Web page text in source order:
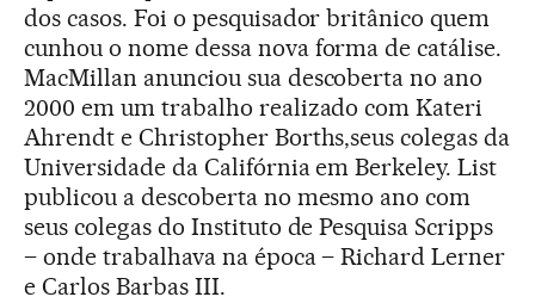
dos casos. Foi o pesquisador britânico quem
cunhou o nome dessa nova forma de catálise.
MacMillan anunciou sua descoberta no ano
2000 em um trabalho realizado com Kateri
Ahrendt e Christopher Borths,seus colegas da
Universidade da Califórnia em Berkeley. List
publicou a descoberta no mesmo ano com
seus colegas do Instituto de Pesquisa Scripps
– onde trabalhava na época – Richard Lerner
e Carlos Barbas III.